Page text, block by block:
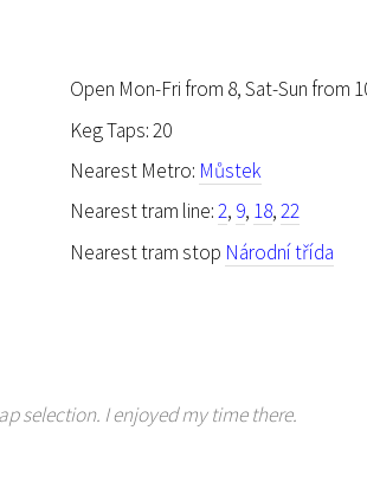
Open Mon-Fri from 8, Sat-Sun from
Keg Taps: 20
Nearest Metro: Můstek
Nearest tram line:2, 9, 18,22
Nearest tram stop Národní třída
selection. I enjoyed my time there.